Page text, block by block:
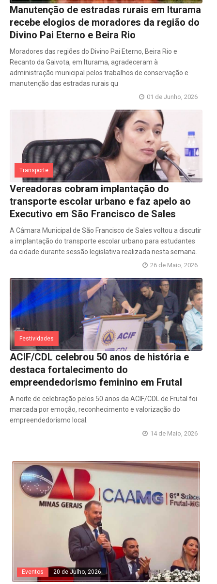
Manutenção de estradas rurais em Iturama
recebe elogios de moradores da região do
Divino Pai Eterno e Beira Rio
Moradores das regiões do Divino Pai Eterno, Beira Rio e
Recanto da Gaivota, em Iturama, agradeceram à
administração municipal pelos trabalhos de conservação e
manutenção das estradas rurais qu
01 de Junho, 2026
Transporte
Vereadoras cobram implantação do
transporte escolar urbano e faz apelo ao
Executivo em São Francisco de Sales
A Câmara Municipal de São Francisco de Sales voltou a discutir
a implantação do transporte escolar urbano para estudantes
da cidade durante sessão legislativa realizada nesta semana.
26 de Maio, 2026
Festividades
ACIF/CDL celebrou 50 anos de história e
destaca fortalecimento do
empreendedorismo feminino em Frutal
A noite de celebração pelos 50 anos da ACIF/CDL de Frutal foi
marcada por emoção, reconhecimento e valorização do
empreendedorismo local.
14 de Maio, 2026
Eventos 20 de Julho, 2026